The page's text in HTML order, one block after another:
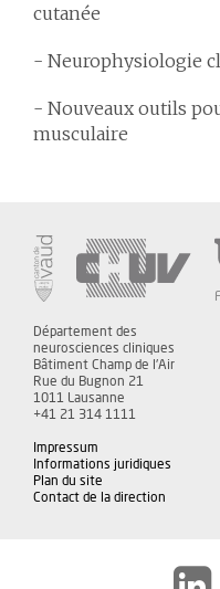
cutanée
- Neurophysiologie
- Nouveaux outils
musculaire
Département des
neurosciences cliniques
Bâtiment Champ de l'Air
Rue du Bugnon 21
1011 Lausanne
+41 21 314 1111
Impressum
Informations juridiques
Plan du site
Contact de la direction